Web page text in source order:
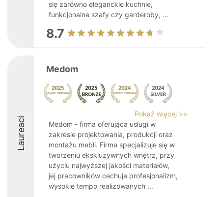
się zarówno eleganckie kuchnie,
funkcjonalne szafy czy garderoby, ...
8.7
Laureaci
Medom
Pokaż więcej >>
Medom - firma oferująca usługi w
zakresie projektowania, produkcji oraz
montażu mebli. Firma specjalizuje się w
tworzeniu ekskluzywnych wnętrz, przy
użyciu najwyższej jakości materiałów,
jej pracowników cechuje profesjonalizm,
wysokie tempo realizowanych ...